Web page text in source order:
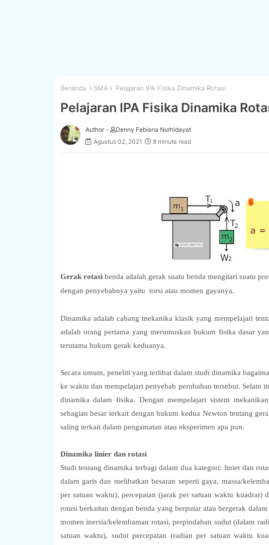
Beranda SMA Pelajaran IPA Fisika Dinamika Rotasi
Pelajaran IPA Fisika Dinamika
Author -
Denny Febiana Nurhidayat
Agustus 02, 2021
8 minute read
Gerak rotasi benda adalah gerak suatu benda mengitari suatu
dengan penyebabnya yaitu torsi atau momen gayanya.
Dinamika adalah cabang mekanika klasik yang mempelajari
adalah orang pertama yang merumuskan hukum fisika dasar
terutama hukum gerak keduanya.
Secara umum, peneliti yang terlibat dalam studi dinamika
ke waktu dan mempelajari penyebab perubahan tersebut.
dinamika dalam fisika. Dengan mempelajari sistem
sebagian besar terkait dengan hukum kedua Newton tentang
saling terkait dalam pengamatan atau eksperimen apa pun.
Dinamika linier dan rotasi
Studi tentang dinamika terbagi dalam dua kategori: linier dan
dalam garis dan melibatkan besaran seperti gaya, massa/
per satuan waktu), percepatan (jarak per satuan waktu kuadrat)
rotasi berkaitan dengan benda yang berputar atau bergerak
momen inersia/kelembaman rotasi, perpindahan sudut (dalam
satuan waktu), sudut percepatan (radian per satuan waktu